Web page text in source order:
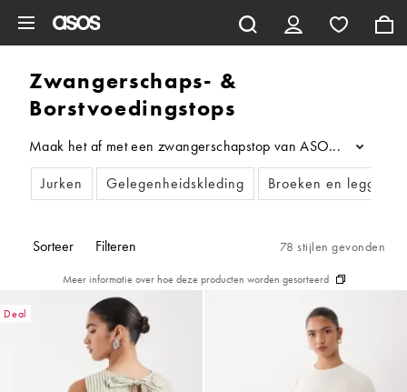
Zwangerschaps- &
Borstvoedingstops
Maak het af met een zwangerschapstop van ASOS. We
...
Jurken
Gelegenheidskleding Broeken en leggings
Sorteer Filteren 78 stijlen gevonden
Meer informatie over hoe deze producten worden gesorteerd
Deal